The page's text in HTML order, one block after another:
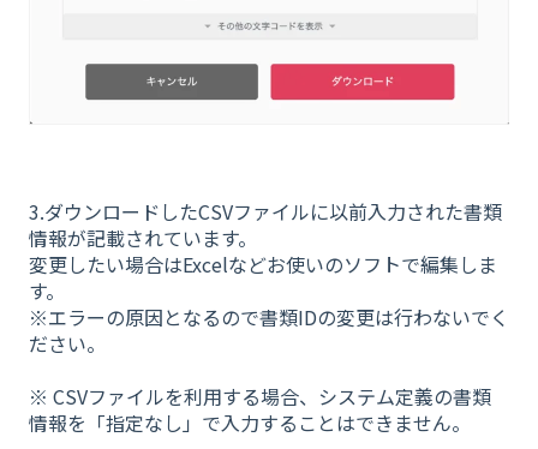
3.ダウンロードしたCSVファイルに以前入力された書類
情報が記載されています。
変更したい場合はExcelなどお使いのソフトで編集しま
す。
※エラーの原因となるので書類IDの変更は行わないでく
ださい。
※ CSVファイルを利用する場合、システム定義の書類
情報を「指定なし」で入力することはできません。